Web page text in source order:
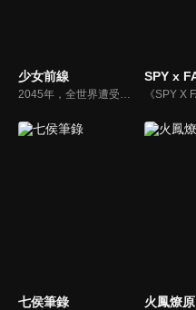
少女前線
2045年，全世界遭受坍塌液汙染的地球。 圍繞著人類最原始的食住的需求，爆發了捲入全世界的第三次世界大戰。 終戰後的世界已經一片荒蕪。戰爭導致勞動力不足，促使了機械技術的進步，創造出了模仿人類的「人形」。其目的是為人類提供各種服務，外表雖和人類的少女如出一轍，但是有著遠超人類能力的機械生命體。
七侯筆錄 火鳳燎原